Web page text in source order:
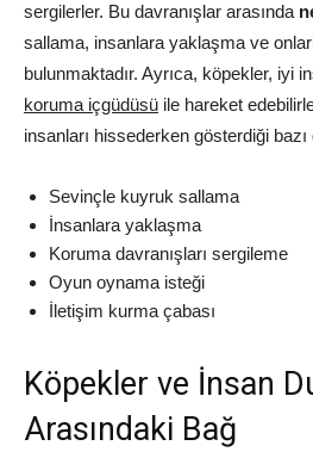
sergilerler. Bu davranışlar arasında
sallama, insanlara yaklaşma ve
bulunmaktadır. Ayrıca, köpekler, iyi
koruma içgüdüsü ile hareket
insanları hissederken gösterdiği bazı
Sevinçle kuyruk sallama
İnsanlara yaklaşma
Koruma davranışları sergileme
Oyun oynama isteği
İletişim kurma çabası
Köpekler ve İnsan
Arasındaki Bağ